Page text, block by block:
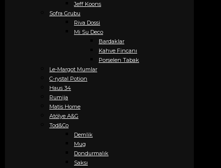
Jeff Koons
Sofra Grubu
Riva Dossi
Mi Su Deco
Bardaklar
Kahve Fincanı
Porselen Tabak
Le-Margot Mumlar
C-rystal Potion
Haus 34
Rumija
Matis Home
Atölye A&G
Tod&Co
Demlik
Mug
Dondurmalık
Saksı